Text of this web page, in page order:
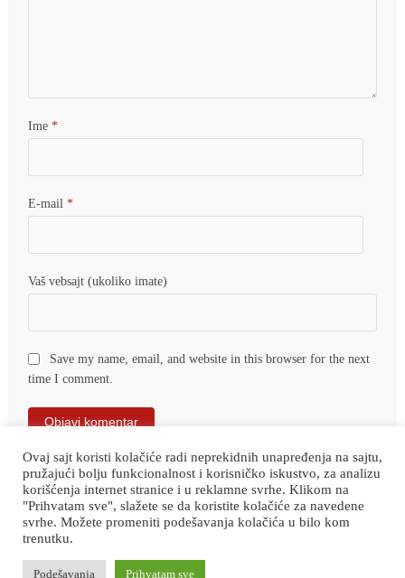
Ime*
E-mail*
Vaš vebsajt (ukoliko imate)
Save my name, email, and website in this browser for the next
time I comment.
Sva prava zadržana © 2026.
Ovaj sajt koristi kolačiće radi neprekidnih unapređenja na sajtu,
pružajući bolju funkcionalnost i korisničko iskustvo, za analizu
korišćenja internet stranice i u reklamne svrhe. Klikom na
"Prihvatam sve", slažete se da koristite kolačiće za navedene
svrhe. Možete promeniti podešavanja kolačića u bilo kom
trenutku.
Podešavanja Prihvatam sve